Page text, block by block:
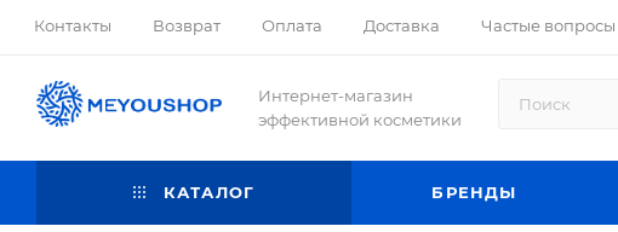
Контакты Возврат Оплата Доставка Частые вопросы
Интернет-магазин
эффективной косметики
КАТАЛОГ БРЕНДЫ